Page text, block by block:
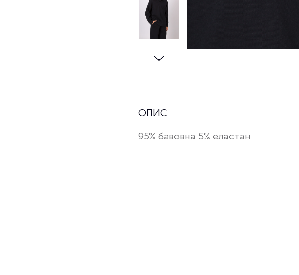
ОПИС
95% бавовна 5% еластан